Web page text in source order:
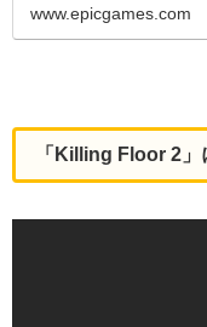
www.epicgames.com
「Killing Floor 2」